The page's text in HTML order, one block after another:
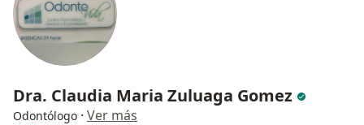
Dra. Claudia Maria Zuluaga Gomez
Odontólogo · Ver más